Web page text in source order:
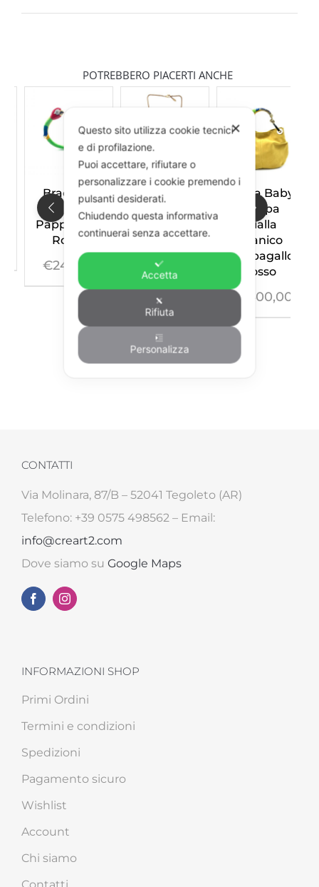
POTREBBERO PIACERTI ANCHE
Pendente
Pappagallo
Rosso
Borsa Baby
nappa
Gialla
manico
Pappagallo
rosso
€1.400,00
Bracciale
Pappagallo
Big Rosso
€480,00
CONTATTI
Via Molinara, 87/B – 52041 Tegoleto (AR)
Telefono: +39 0575 498562 – Email:
info@creart2.com
Dove siamo su Google Maps
INFORMAZIONI SHOP
Primi Ordini
Termini e condizioni
Spedizioni
Pagamento sicuro
Wishlist
Account
Chi siamo
✕
Questo sito utilizza cookie tecnici
e di profilazione.
Puoi accettare, rifiutare o
personalizzare i cookie premendo i
pulsanti desiderati.
Chiudendo questa informativa
continuerai senza accettare.
Accetta
Rifiuta
Personalizza